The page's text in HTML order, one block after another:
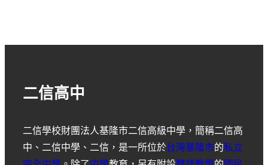
二信高中
二信學校財團法人基隆市二信高級中學 ，簡稱二信高
中 、 二信中學 、 二信 ，是一所位於台灣基隆市的私立